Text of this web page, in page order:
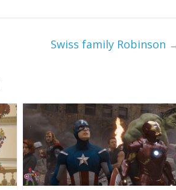
Swiss family Robinson